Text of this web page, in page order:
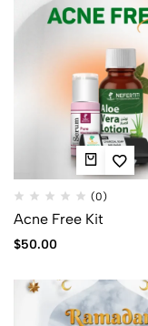
(0)
Acne Free Kit
$50.00